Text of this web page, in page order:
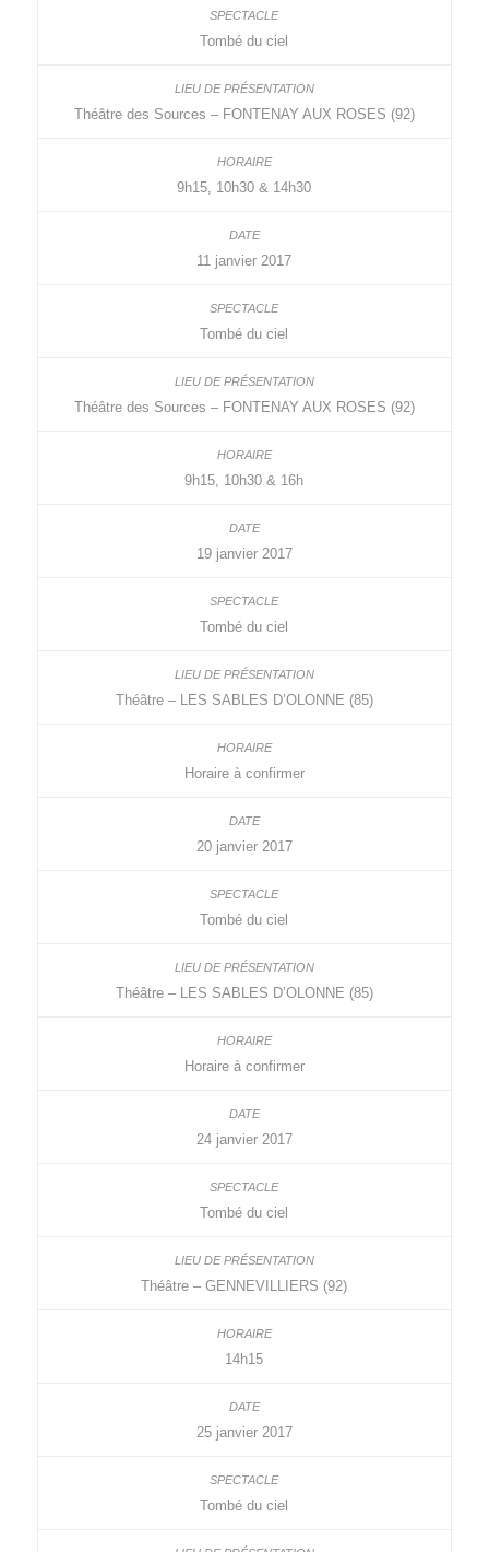
Tombé du ciel
Théâtre des Sources – FONTENAY AUX ROSES (92)
9h15, 10h30 & 14h30
11 janvier 2017
Tombé du ciel
Théâtre des Sources – FONTENAY AUX ROSES (92)
9h15, 10h30 & 16h
19 janvier 2017
Tombé du ciel
Théâtre – LES SABLES D’OLONNE (85)
Horaire à confirmer
20 janvier 2017
Tombé du ciel
Théâtre – LES SABLES D’OLONNE (85)
Horaire à confirmer
24 janvier 2017
Tombé du ciel
Théâtre – GENNEVILLIERS (92)
14h15
25 janvier 2017
Tombé du ciel